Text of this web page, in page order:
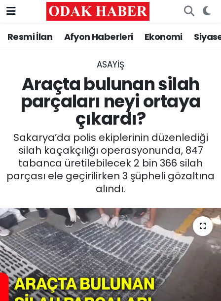
Resmi İlan Afyon Haberleri Ekonomi
ASAYİŞ
Araçta bulunan silah
parçaları neyi ortaya
çıkardı?
Sakarya’da polis ekiplerinin düzenlediği
silah kaçakçılığı operasyonunda, 847
tabanca üretilebilecek 2 bin 366 silah
parçası ele geçirilirken 3 şüpheli gözaltına
alındı.
AFYONKARAHİSAR HABERLERİ
ASAYİŞ
GÜNCEL
SİYASET
EĞİTİM
SAĞLIK
SPOR
11:11 MANŞET
Nöbetçi Eczaneler
Trafik Durumu
Süper Lig Puan Durumu ve Fikstür
Tüm Manşetler
Son Dakika Haberleri